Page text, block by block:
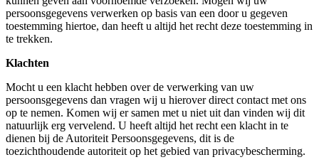
persoonsgegevens verwerken op basis van een door u gegeven
toestemming hiertoe, dan heeft u altijd het recht deze toestemming in
te trekken.
Klachten
Mocht u een klacht hebben over de verwerking van uw
persoonsgegevens dan vragen wij u hierover direct contact met ons
op te nemen. Komen wij er samen met u niet uit dan vinden wij dit
natuurlijk erg vervelend. U heeft altijd het recht een klacht in te
dienen bij de Autoriteit Persoonsgegevens, dit is de
toezichthoudende autoriteit op het gebied van privacybescherming.